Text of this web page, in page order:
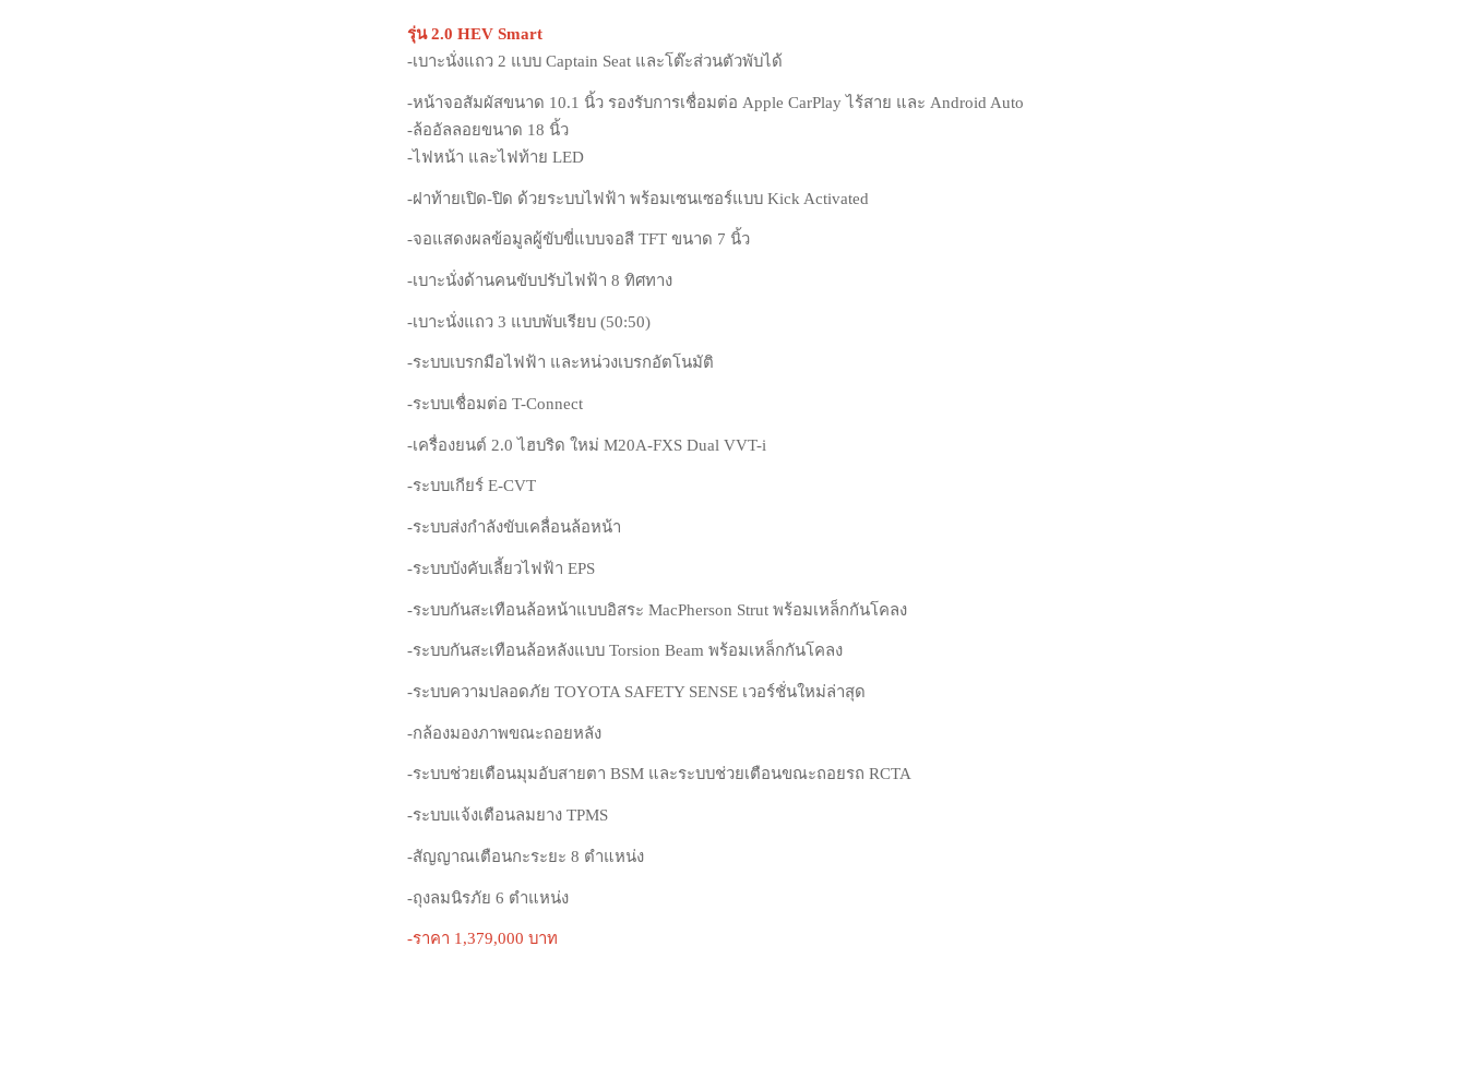
รุ่น 2.0 HEV Smart
-เบาะนั่งแถว 2 แบบ Captain Seat และโต๊ะส่วนตัวพับได้
-หน้าจอสัมผัสขนาด 10.1 นิ้ว รองรับการเชื่อมต่อ Apple CarPlay ไร้สาย และ Android Auto
-ล้ออัลลอยขนาด 18 นิ้ว
-ไฟหน้า และไฟท้าย LED
-ฝาท้ายเปิด-ปิด ด้วยระบบไฟฟ้า พร้อมเซนเซอร์แบบ Kick Activated
-จอแสดงผลข้อมูลผู้ขับขี่แบบจอสี TFT ขนาด 7 นิ้ว
-เบาะนั่งด้านคนขับปรับไฟฟ้า 8 ทิศทาง
-เบาะนั่งแถว 3 แบบพับเรียบ (50:50)
-ระบบเบรกมือไฟฟ้า และหน่วงเบรกอัตโนมัติ
-ระบบเชื่อมต่อ T-Connect
-เครื่องยนต์ 2.0 ไฮบริด ใหม่ M20A-FXS Dual VVT-i
-ระบบเกียร์ E-CVT
-ระบบส่งกำลังขับเคลื่อนล้อหน้า
-ระบบบังคับเลี้ยวไฟฟ้า EPS
-ระบบกันสะเทือนล้อหน้าแบบอิสระ MacPherson Strut พร้อมเหล็กกันโคลง
-ระบบกันสะเทือนล้อหลังแบบ Torsion Beam พร้อมเหล็กกันโคลง
-ระบบความปลอดภัย TOYOTA SAFETY SENSE เวอร์ชั่นใหม่ล่าสุด
-กล้องมองภาพขณะถอยหลัง
-ระบบช่วยเตือนมุมอับสายตา BSM และระบบช่วยเตือนขณะถอยรถ RCTA
-ระบบแจ้งเตือนลมยาง TPMS
-สัญญาณเตือนกะระยะ 8 ตําแหน่ง
-ถุงลมนิรภัย 6 ตําแหน่ง
-ราคา 1,379,000 บาท